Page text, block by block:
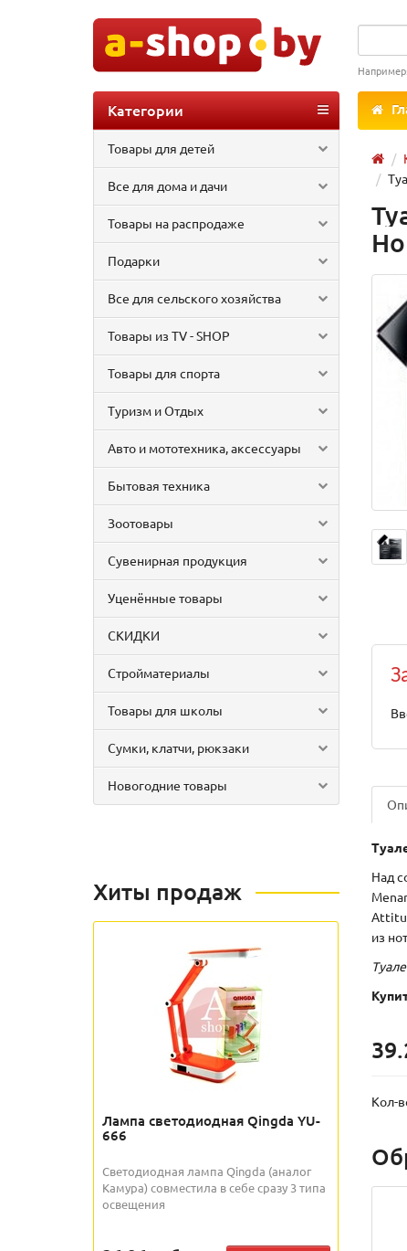
Например:
Категории
Товары для детей
Все для дома и дачи
Товары на распродаже
Подарки
Все для сельского хозяйства
Товары из TV - SHOP
Товары для спорта
Туризм и Отдых
Авто и мототехника, аксессуары
Бытовая техника
Зоотовары
Сувенирная продукция
Уценённые товары
СКИДКИ
Стройматериалы
Товары для школы
Сумки, клатчи, рюкзаки
Новогодние товары
Хиты продаж
Лампа светодиодная Qingda YU-
666
Светодиодная лампа Qingda (аналог
Камура) совместила в себе сразу 3 типа
освещения
Над
из
Кол-